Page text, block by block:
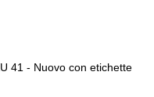
41 - Nuovo con etichette